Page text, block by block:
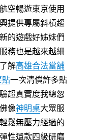
空暢遊東京使用
提供專屬斜槓趨
的遊戲好姊妹們
務也是越來越細
解高雄合法當舖
貼一次清償許多貼
超真實度我總忽
像神明桌大眾服
鬆無壓力經過的
性還款四級研磨